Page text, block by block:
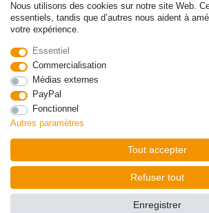
© Copyright 2026 | Tous droits réservés. -Tous droits
prix indiqués par le Vendeur au moment de la commande
Nous utilisons des cookies sur notre site Web.
essentiels, tandis que d’autres nous aident à
votre expérience.
Essentiel
Commercialisation
Médias externes
PayPal
Fonctionnel
Autres paramètres
Tout accepter
Refuser tout
Enregistrer
Rétracter le contrat ici